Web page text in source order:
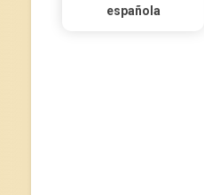
española